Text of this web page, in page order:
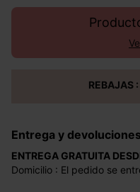
Entrega y devoluciones
ENTREGA GRATUITA
Domicilio : El pedido se